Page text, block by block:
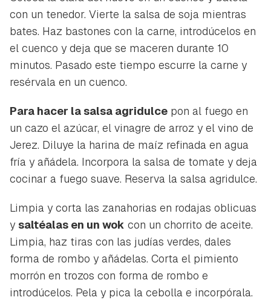
con un tenedor. Vierte la salsa de soja mientras
bates. Haz bastones con la carne, introdúcelos en
el cuenco y deja que se maceren durante 10
minutos. Pasado este tiempo escurre la carne y
resérvala en un cuenco.
Para hacer la salsa agridulce pon al fuego en
un cazo el azúcar, el vinagre de arroz y el vino de
Jerez. Diluye la harina de maíz refinada en agua
fría y añádela. Incorpora la salsa de tomate y deja
cocinar a fuego suave. Reserva la salsa agridulce.
Limpia y corta las zanahorias en rodajas oblicuas
y saltéalas en un wok con un chorrito de aceite.
Limpia, haz tiras con las judías verdes, dales
forma de rombo y añádelas. Corta el pimiento
morrón en trozos con forma de rombo e
introdúcelos. Pela y pica la cebolla e incorpórala.